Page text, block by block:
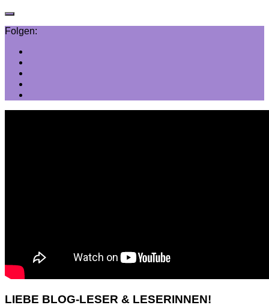
Folgen:
LIEBE BLOG-LESER & LESERINNEN!